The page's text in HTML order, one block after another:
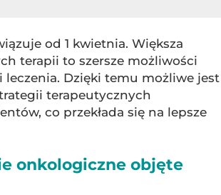
od 1 kwietnia. Większa
terapii to szersze możliwości
Dzięki temu możliwe jest
terapeutycznych
co przekłada się na lepsze
onkologiczne objęte